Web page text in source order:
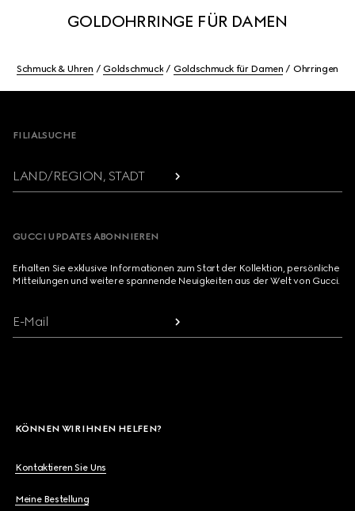
GOLDOHRRINGE FÜR DAMEN
Schmuck & Uhren Goldschmuck Goldschmuck für Damen Ohrringen
FILIALSUCHE
LAND/REGION, STADT
GUCCI UPDATES ABONNIEREN
Erhalten Sie exklusive Informationen zum Start der Kollektion, persönliche
Mitteilungen und weitere spannende Neuigkeiten aus der Welt von Gucci.
E-Mail
KÖNNEN WIR IHNEN HELFEN?
Kontaktieren Sie Uns
Meine Bestellung